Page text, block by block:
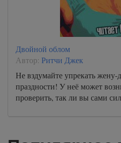
Двойной облом
Автор: Ритчи Джек
Не вздумайте упрекать жену-
праздности! У неё может
проверить, так ли вы сами